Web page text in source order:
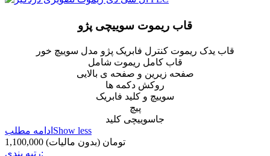
قاب ریموت سوییچی پژو
قاب یدک ریموت کنترل فابریک پژو مدل سوییچ خور
قاب کامل ریموت شامل
صفحه زیرین و صفحه ی بالایی
روکش دکمه ها
سوییچ و کلید فابریک
پیچ
جاسوییچی کلید
ادامه مطلب Show less
1,100,000 تومان (بدون مالیات)
رتبه بندی: